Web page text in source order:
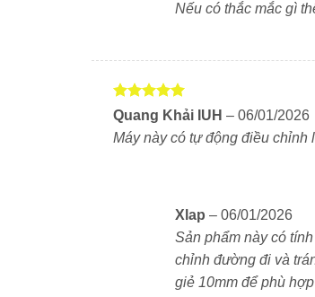
Nếu có thắc mắc gì
Được xếp
hạng
55
sao
Quang Khải IUH – 06/01/2026
Máy này có tự động điều chỉnh
Xlap – 06/01/2026
Sản phẩm này có
chỉnh đường đi và
giẻ 10mm để phù